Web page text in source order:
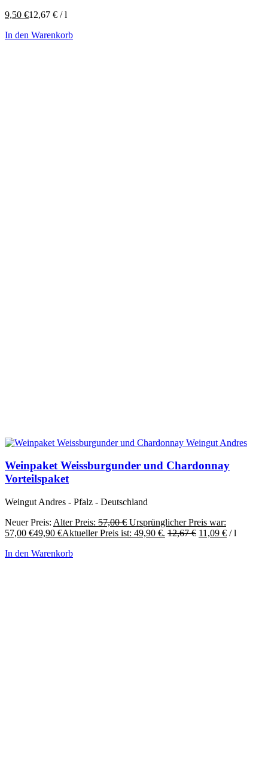
9,50 €12,67 € /l
In den Warenkorb
Weinpaket Weissburgunder und Chardonnay
Vorteilspaket
Weingut Andres - Pfalz - Deutschland
Neuer Preis: Alter Preis: 57,00€ Ursprünglicher Preis war:
57,00 €49,90 €Aktueller Preis ist: 49,90 €. 12,67€ 11,09 € /l
In den Warenkorb